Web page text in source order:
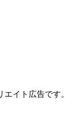
イト広告です。